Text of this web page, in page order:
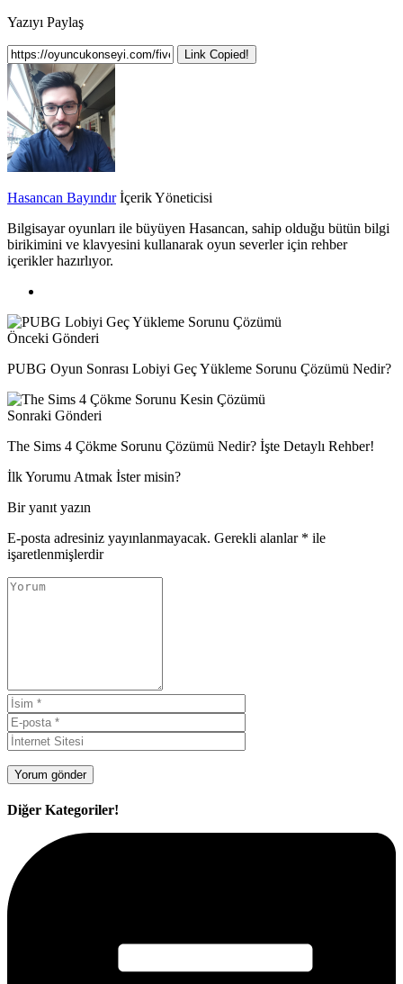
Yazıyı Paylaş
Link Copied!
Hasancan Bayındır İçerik Yöneticisi
Bilgisayar oyunları ile büyüyen Hasancan, sahip olduğu bütün bilgi
birikimini ve klavyesini kullanarak oyun severler için rehber
içerikler hazırlıyor.
Önceki Gönderi
PUBG Oyun Sonrası Lobiyi Geç Yükleme Sorunu Çözümü Nedir?
Sonraki Gönderi
The Sims 4 Çökme Sorunu Çözümü Nedir? İşte Detaylı Rehber!
İlk Yorumu Atmak İster misin?
Bir yanıt yazın
E-posta adresiniz yayınlanmayacak. Gerekli alanlar * ile
işaretlenmişlerdir
Diğer Kategoriler!